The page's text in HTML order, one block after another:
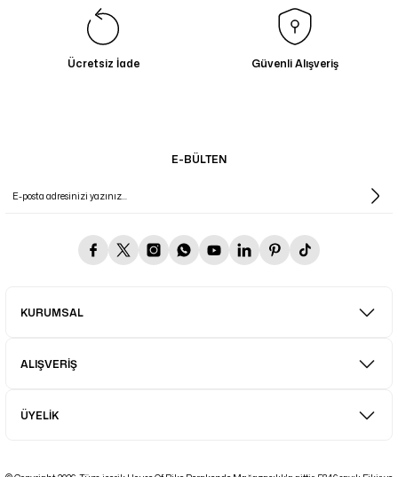
Ücretsiz İade Güvenli Alışveriş
E-BÜLTEN
KURUMSAL
ALIŞVERİŞ
ÜYELİK